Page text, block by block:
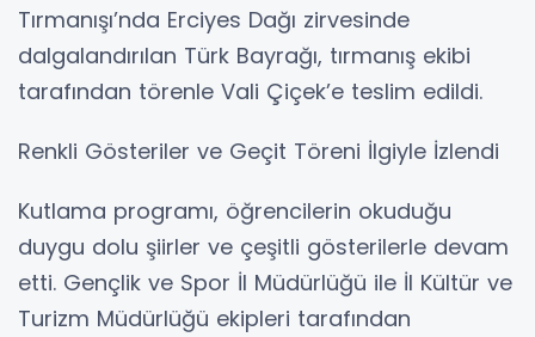
Tırmanışı’nda Erciyes Dağı zirvesinde
dalgalandırılan Türk Bayrağı, tırmanış ekibi
tarafından törenle Vali Çiçek’e teslim edildi.
Renkli Gösteriler ve Geçit Töreni İlgiyle İzlendi
Kutlama programı, öğrencilerin okuduğu
duygu dolu şiirler ve çeşitli gösterilerle devam
etti. Gençlik ve Spor İl Müdürlüğü ile İl Kültür ve
Turizm Müdürlüğü ekipleri tarafından